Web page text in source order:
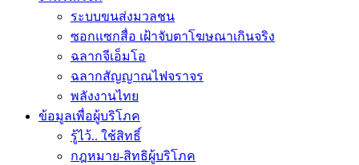
ระบบขนส่งมวลชน
ซอกแซกสื่อ เฝ้าจับตาโฆษณาเกินจริง
ฉลากจีเอ็มโอ
ฉลากสัญญาณไฟจราจร
พลังงานไทย
ข้อมูลเพื่อผู้บริโภค
รู้ไว้.. ใช้สิทธิ์
กฎหมาย-สิทธิผู้บริโภค